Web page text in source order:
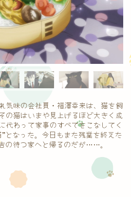
気味の会社員・福澤幸来は、猫を飼
の猫はいまや見上げるほど大きく成
代わって家事のすべてをこなしてく
となった。今日もまた残業を終えた
の待つ家へと帰るのだが……。